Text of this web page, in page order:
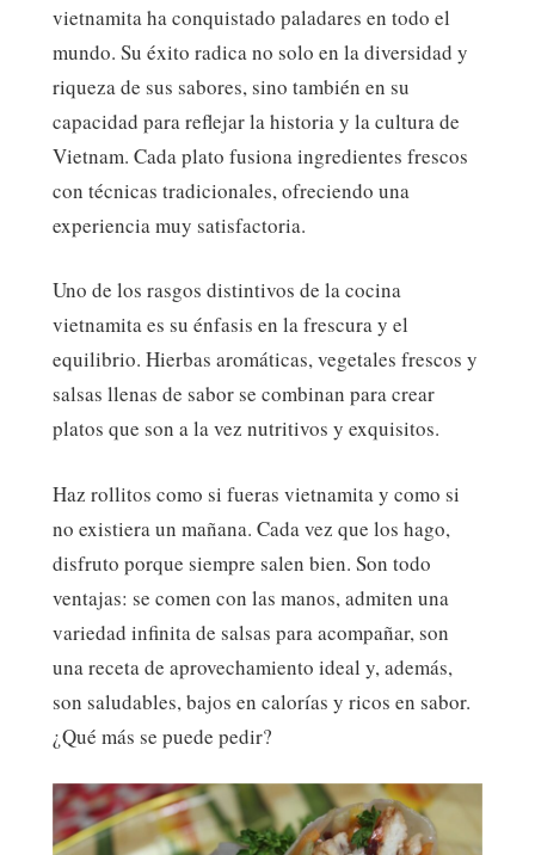
vietnamita ha conquistado paladares en todo el
mundo. Su éxito radica no solo en la diversidad y
riqueza de sus sabores, sino también en su
capacidad para reflejar la historia y la cultura de
Vietnam. Cada plato fusiona ingredientes frescos
con técnicas tradicionales, ofreciendo una
experiencia muy satisfactoria.
Uno de los rasgos distintivos de la cocina
vietnamita es su énfasis en la frescura y el
equilibrio. Hierbas aromáticas, vegetales frescos y
salsas llenas de sabor se combinan para crear
platos que son a la vez nutritivos y exquisitos.
Haz rollitos como si fueras vietnamita y como si
no existiera un mañana. Cada vez que los hago,
disfruto porque siempre salen bien. Son todo
ventajas: se comen con las manos, admiten una
variedad infinita de salsas para acompañar, son
una receta de aprovechamiento ideal y, además,
son saludables, bajos en calorías y ricos en sabor.
¿Qué más se puede pedir?